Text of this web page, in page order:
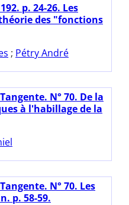
p. 24-26. Les
des "fonctions
; Pétry André
N° 70. De la
à l'habillage de la
N° 70. Les
p. 58-59.